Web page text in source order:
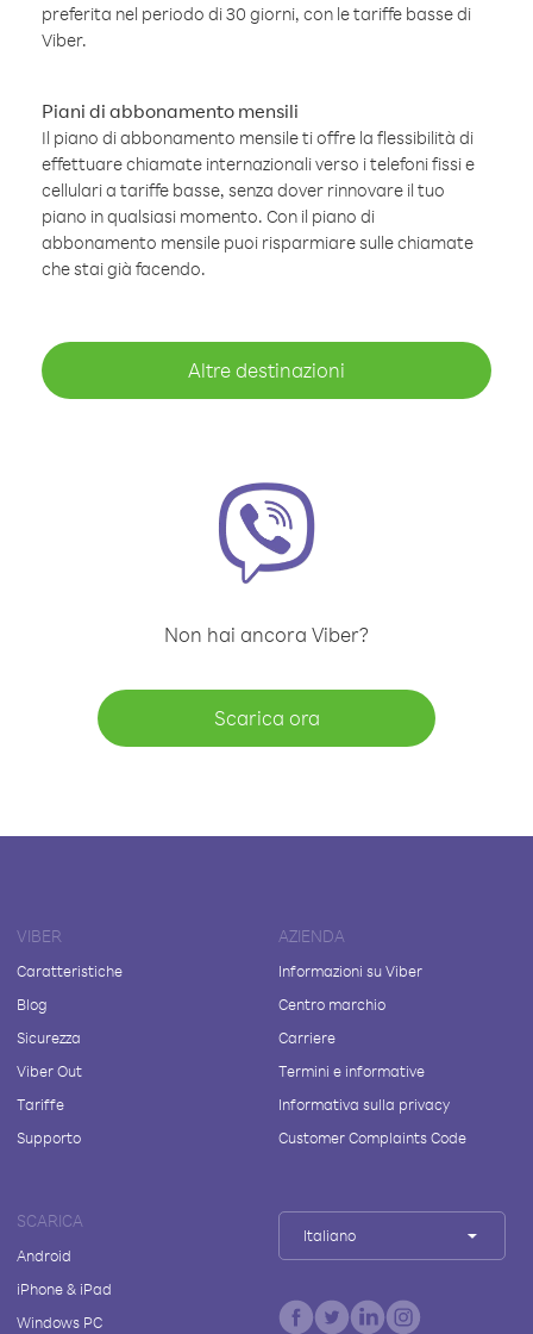
preferita nel periodo di 30 giorni, con le tariffe basse di
Viber.
Piani di abbonamento mensili
Il piano di abbonamento mensile ti offre la flessibilità di
effettuare chiamate internazionali verso i telefoni fissi e
cellulari a tariffe basse, senza dover rinnovare il tuo
piano in qualsiasi momento. Con il piano di
abbonamento mensile puoi risparmiare sulle chiamate
che stai già facendo.
Altre destinazioni
Non hai ancora Viber?
Scarica ora
VIBER
Caratteristiche
Blog
Sicurezza
Viber Out
Tariffe
Supporto
AZIENDA
Informazioni su Viber
Centro marchio
Carriere
Termini e informative
Informativa sulla privacy
Customer Complaints Code
SCARICA
Android
iPhone & iPad
Windows PC
Italiano